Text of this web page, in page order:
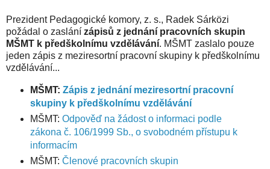
Prezident Pedagogické komory, z. s., Radek Sárközi
požádal o zaslání zápisů z jednání pracovních skupin
MŠMT k předškolnímu vzdělávání. MŠMT zaslalo pouze
jeden zápis z meziresortní pracovní skupiny k předškolnímu
vzdělávání...
MŠMT: Zápis z jednání meziresortní pracovní
skupiny k předškolnímu vzdělávání
MŠMT: Odpověď na žádost o informaci podle
zákona č. 106/1999 Sb., o svobodném přístupu k
informacím
MŠMT: Členové pracovních skupin